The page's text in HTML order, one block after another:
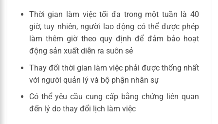
Thời gian làm việc tối đa trong một tuần là 40
giờ, tuy nhiên, người lao động có thể được phép
làm thêm giờ theo quy định để đảm bảo hoạt
động sản xuất diễn ra suôn sẻ
Thay đổi thời gian làm việc phải được thống nhất
với người quản lý và bộ phận nhân sự
Có thể yêu cầu cung cấp bằng chứng liên quan
đến lý do thay đổi lịch làm việc